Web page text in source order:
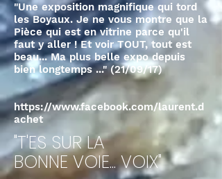
"Une exposition magnifique qui tord
les Boyaux.Je ne vous montre que la
Pièce qui est en vitrine parce qu'il
faut y aller ! Et voir TOUT, tout est
beau... Ma plus belle expo depuis
bien longtemps ..."(21/09/17)
https://www.facebook.com/laurent.d
achet
"T'ES SUR LA
BONNE VOIE... VOIX"